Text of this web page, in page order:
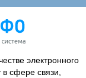
электронного
сфере связи,